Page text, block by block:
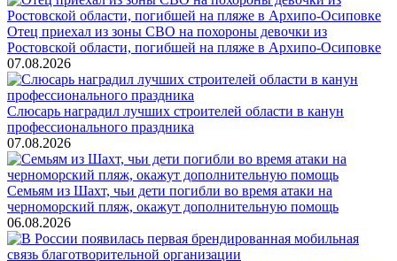
Отец приехал из зоны СВО на похороны девочки из
Ростовской области, погибшей на пляже в Архипо-Осиповке
07.08.2026
Слюсарь наградил лучших строителей области в канун
профессионального праздника
07.08.2026
Семьям из Шахт, чьи дети погибли во время атаки на
черноморский пляж, окажут дополнительную помощь
06.08.2026